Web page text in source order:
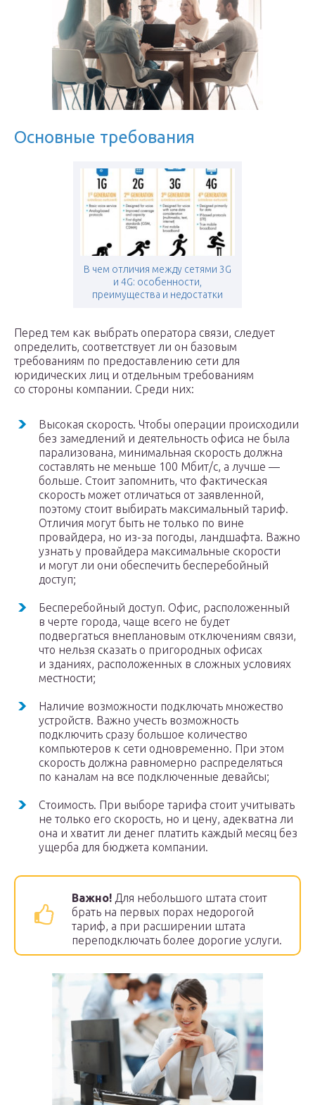
Основные требования
В чем отличия между сетями 3G
и 4G: особенности,
преимущества и недостатки
Перед тем как выбрать оператора связи, следует
определить, соответствует ли он базовым
требованиям по предоставлению сети для
юридических лиц и отдельным требованиям
со стороны компании. Среди них:
Высокая скорость. Чтобы операции происходили
без замедлений и деятельность офиса не была
парализована, минимальная скорость должна
составлять не меньше 100 Мбит/с, а лучше —
больше. Стоит запомнить, что фактическая
скорость может отличаться от заявленной,
поэтому стоит выбирать максимальный тариф.
Отличия могут быть не только по вине
провайдера, но из-за погоды, ландшафта. Важно
узнать у провайдера максимальные скорости
и могут ли они обеспечить бесперебойный
доступ;
Бесперебойный доступ. Офис, расположенный
в черте города, чаще всего не будет
подвергаться внеплановым отключениям связи,
что нельзя сказать о пригородных офисах
и зданиях, расположенных в сложных условиях
местности;
Наличие возможности подключать множество
устройств. Важно учесть возможность
подключить сразу большое количество
компьютеров к сети одновременно. При этом
скорость должна равномерно распределяться
по каналам на все подключенные девайсы;
Стоимость. При выборе тарифа стоит учитывать
не только его скорость, но и цену, адекватна ли
она и хватит ли денег платить каждый месяц без
ущерба для бюджета компании.
Важно! Для небольшого штата стоит
брать на первых порах недорогой
тариф, а при расширении штата
переподключать более дорогие услуги.